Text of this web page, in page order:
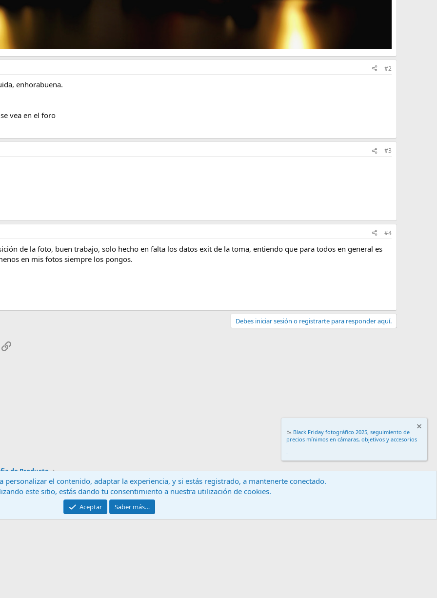
#2
enhorabuena.
vea en el foro
#3
#4
de la foto, buen trabajo, solo hecho en falta los datos exit de la toma, entiendo que para todos en general es
en mis fotos siempre los pongos.
Debes iniciar sesión o registrarte para responder aquí.
Enlace
de Producto
Contáctanos Términos y reglas
Community platform by XenForo® © 2010-2024 XenForo Ltd.
📉 Black Friday fotográfico 2025, seguimiento de
precios mínimos en cámaras, objetivos y accesorios
.
personalizar el contenido, adaptar la experiencia, y si estás registrado, a mantenerte conectado.
este sitio, estás dando tu consentimiento a nuestra utilización de cookies.
Aceptar Saber más…